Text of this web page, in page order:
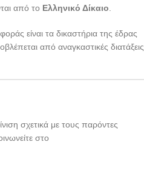
από το Ελληνικό Δίκαιο
είναι τα δικαστήρια της έδρας
από αναγκαστικές διατάξεις
σχετικά με τους παρόντες
στο